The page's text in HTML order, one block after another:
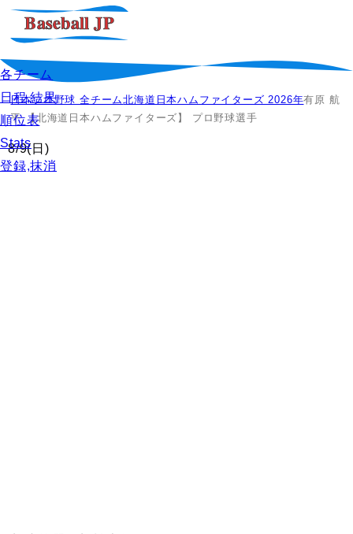
各チーム
日程,結果
順位表
Stats
登録,抹消
日本プロ野球 全チーム北海道日本ハムファイターズ 2026年有原 航
平 【北海道日本ハムファイターズ】 プロ野球選手
8/9(日)